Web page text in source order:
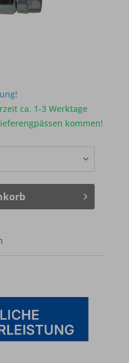
ca. 1-3 Werktage
kommen!